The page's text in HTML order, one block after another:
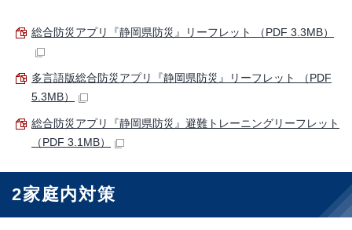
総合防災アプリ『静岡県防災』リーフレット （PDF 3.3MB）
多言語版総合防災アプリ『静岡県防災』リーフレット （PDF
5.3MB）
総合防災アプリ『静岡県防災』避難トレーニングリーフレット
（PDF 3.1MB）
2家庭内対策